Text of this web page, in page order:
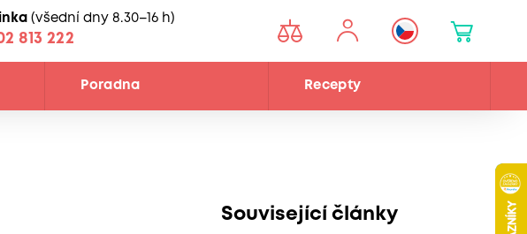
(všední dny 8.30–16 h)
813 222
Poradna Recepty
Související články